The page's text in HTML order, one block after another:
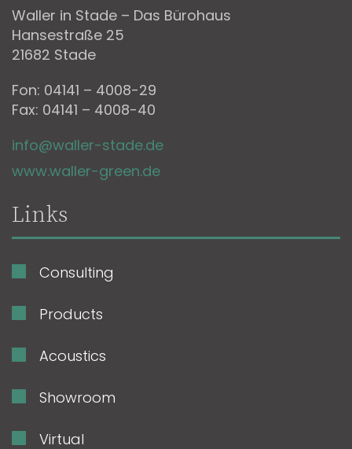
Waller in Stade – Das Bürohaus
Hansestraße 25
21682 Stade
Fon: 04141 – 4008-29
Fax: 04141 – 4008-40
info@waller-stade.de
www.waller-green.de
Links
Consulting
Products
Acoustics
Showroom
Virtual